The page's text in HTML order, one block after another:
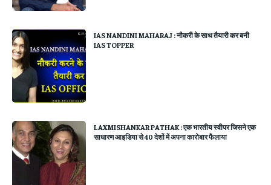
IAS NANDINI MAHARAJ : नौकरी के साथ तैयारी कर बनी
IAS TOPPER
LAXMISHANKAR PATHAK : एक भारतीय स्वीपर जिसने एक
साधारण आइडिया से 40 देशों में अपना कारोबार फैलाया